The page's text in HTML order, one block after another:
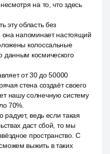
на то, что здесь
эту область без
она напоминает настоящий
колоссальные
данным космического
от 30 до 50000
стена создаёт своего
нашу солнечную систему
70%.
радует, ведь если такая
даст сбой, то мы
пространство. С
выжить в таких